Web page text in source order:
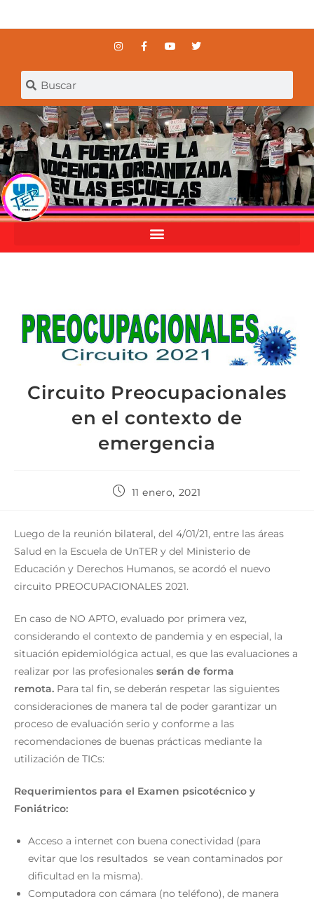
Circuito Preocupacionales
en el contexto de
emergencia
11 enero, 2021
Luego de la reunión bilateral, del 4/01/21, entre las áreas
Salud en la Escuela de UnTER y del Ministerio de
Educación y Derechos Humanos, se acordó el nuevo
circuito PREOCUPACIONALES 2021.
En caso de NO APTO, evaluado por primera vez,
considerando el contexto de pandemia y en especial, la
situación epidemiológica actual, es que las evaluaciones a
realizar por las profesionales serán de forma
remota. Para tal fin, se deberán respetar las siguientes
consideraciones de manera tal de poder garantizar un
proceso de evaluación serio y conforme a las
recomendaciones de buenas prácticas mediante la
utilización de TICs:
Requerimientos para el Examen psicotécnico y
Foniátrico:
Acceso a internet con buena conectividad (para
evitar que los resultados se vean contaminados por
dificultad en la misma).
Computadora con cámara (no teléfono), de manera